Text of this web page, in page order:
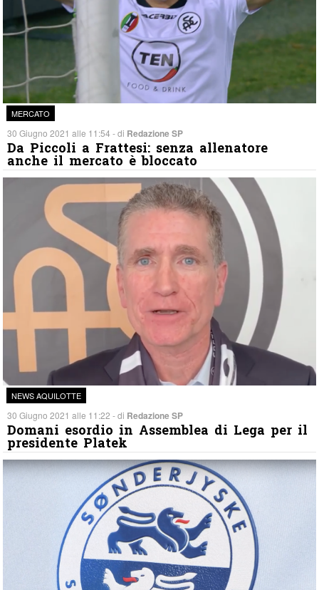
MERCATO
30 Giugno 2021 alle 11:54 - di Redazione SP
Da Piccoli a Frattesi: senza allenatore
anche il mercato è bloccato
NEWS AQUILOTTE
30 Giugno 2021 alle 11:22 - di Redazione SP
Domani esordio in Assemblea di Lega per il
presidente Platek